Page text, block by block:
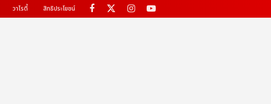
วาไรตี้ สิทธิประโยชน์